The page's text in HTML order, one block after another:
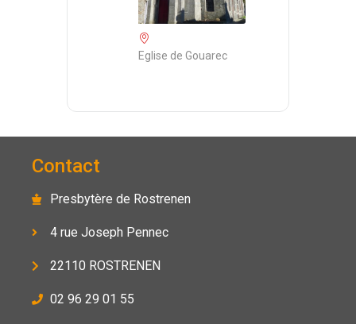
Eglise de Gouarec
Contact
Presbytère de Rostrenen
4 rue Joseph Pennec
22110 ROSTRENEN
02 96 29 01 55